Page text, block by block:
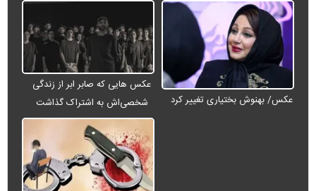
عکس/ بهنوش بختیاری تغییر کرد
عکس هایی که صابر ابر از زندگی
شخصی‌اش به اشتراک گذاشت